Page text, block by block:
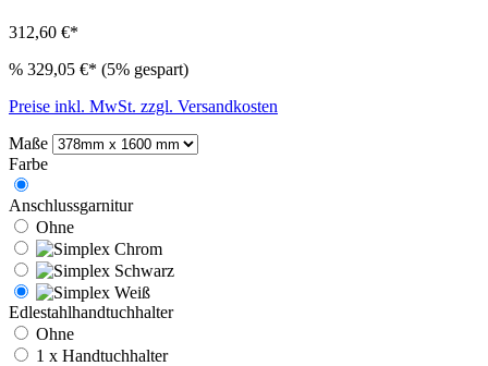
312,60 €*
% 329,05 €* (5% gespart)
Preise inkl. MwSt. zzgl. Versandkosten
Maße
Farbe
Anschlussgarnitur
Ohne
Edlestahlhandtuchhalter
Ohne
1 x Handtuchhalter